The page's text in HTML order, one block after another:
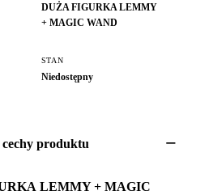
DUŻA FIGURKA LEMMY
+ MAGIC WAND
STAN
Niedostępny
cechy produktu
LEMMY + MAGIC